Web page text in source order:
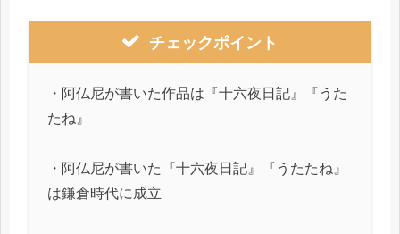
チェックポイント
・阿仏尼が書いた作品は『十六夜日記』『うた
たね』
・阿仏尼が書いた『十六夜日記』『うたたね』
は鎌倉時代に成立